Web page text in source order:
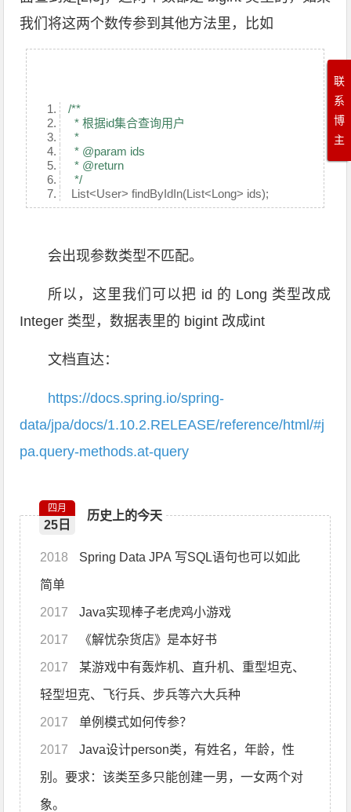
我们将这两个数传参到其他方法里，比如
/**
* 根据id集合查询用户
*
* @param ids
* @return
*/
List<User> findByIdIn(List<Long> ids);
会出现参数类型不匹配。
所以，这里我们可以把 id 的 Long 类型改成
Integer 类型，数据表里的 bigint 改成int
文档直达：
https://docs.spring.io/spring-
data/jpa/docs/1.10.2.RELEASE/reference/html/#j
pa.query-methods.at-query
历史上的今天
四月
25日
2018
简单
2017 Java实现棒子老虎鸡小游戏
2017 《解忧杂货店》是本好书
2017
轻型坦克、飞行兵、步兵等六大兵种
2017 单例模式如何传参？
2017 Java设计person类，有姓名，年龄，性
别。要求：该类至多只能创建一男，一女两个对
象。
联
系
博
主